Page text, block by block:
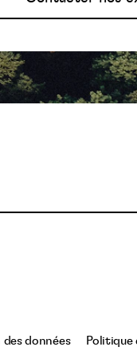
données Politique